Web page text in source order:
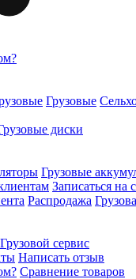
Грузовые
диски
Грузовые
Записаться на
Распродажа
Грузовой сервис
Написать отзыв
Сравнение товаров